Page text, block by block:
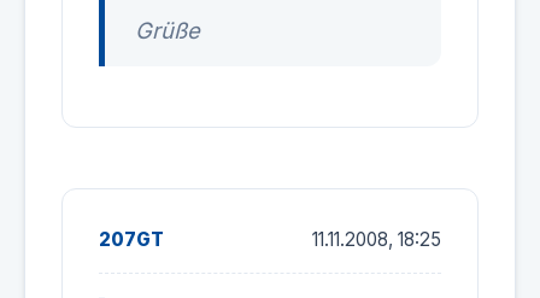
Grüße
207GT 11.11.2008, 18:25